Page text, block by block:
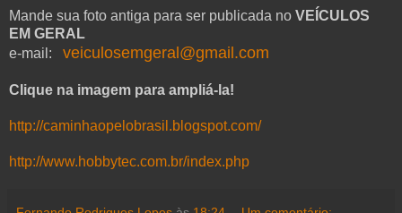
Mande sua foto antiga para ser publicada no VEÍCULOS
EM GERAL
e-mail: veiculosemgeral@gmail.com
Clique na imagem para ampliá-la!
http://caminhaopelobrasil.blogspot.com/
http://www.hobbytec.com.br/index.php